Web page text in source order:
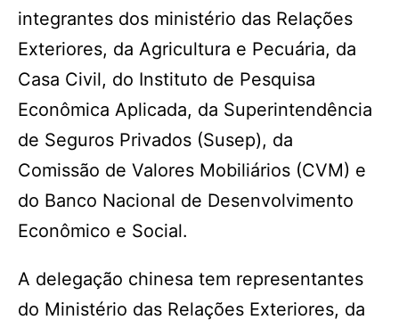
integrantes dos ministério das Relações
Exteriores, da Agricultura e Pecuária, da
Casa Civil, do Instituto de Pesquisa
Econômica Aplicada, da Superintendência
de Seguros Privados (Susep), da
Comissão de Valores Mobiliários (CVM) e
do Banco Nacional de Desenvolvimento
Econômico e Social.
A delegação chinesa tem representantes
do Ministério das Relações Exteriores, da